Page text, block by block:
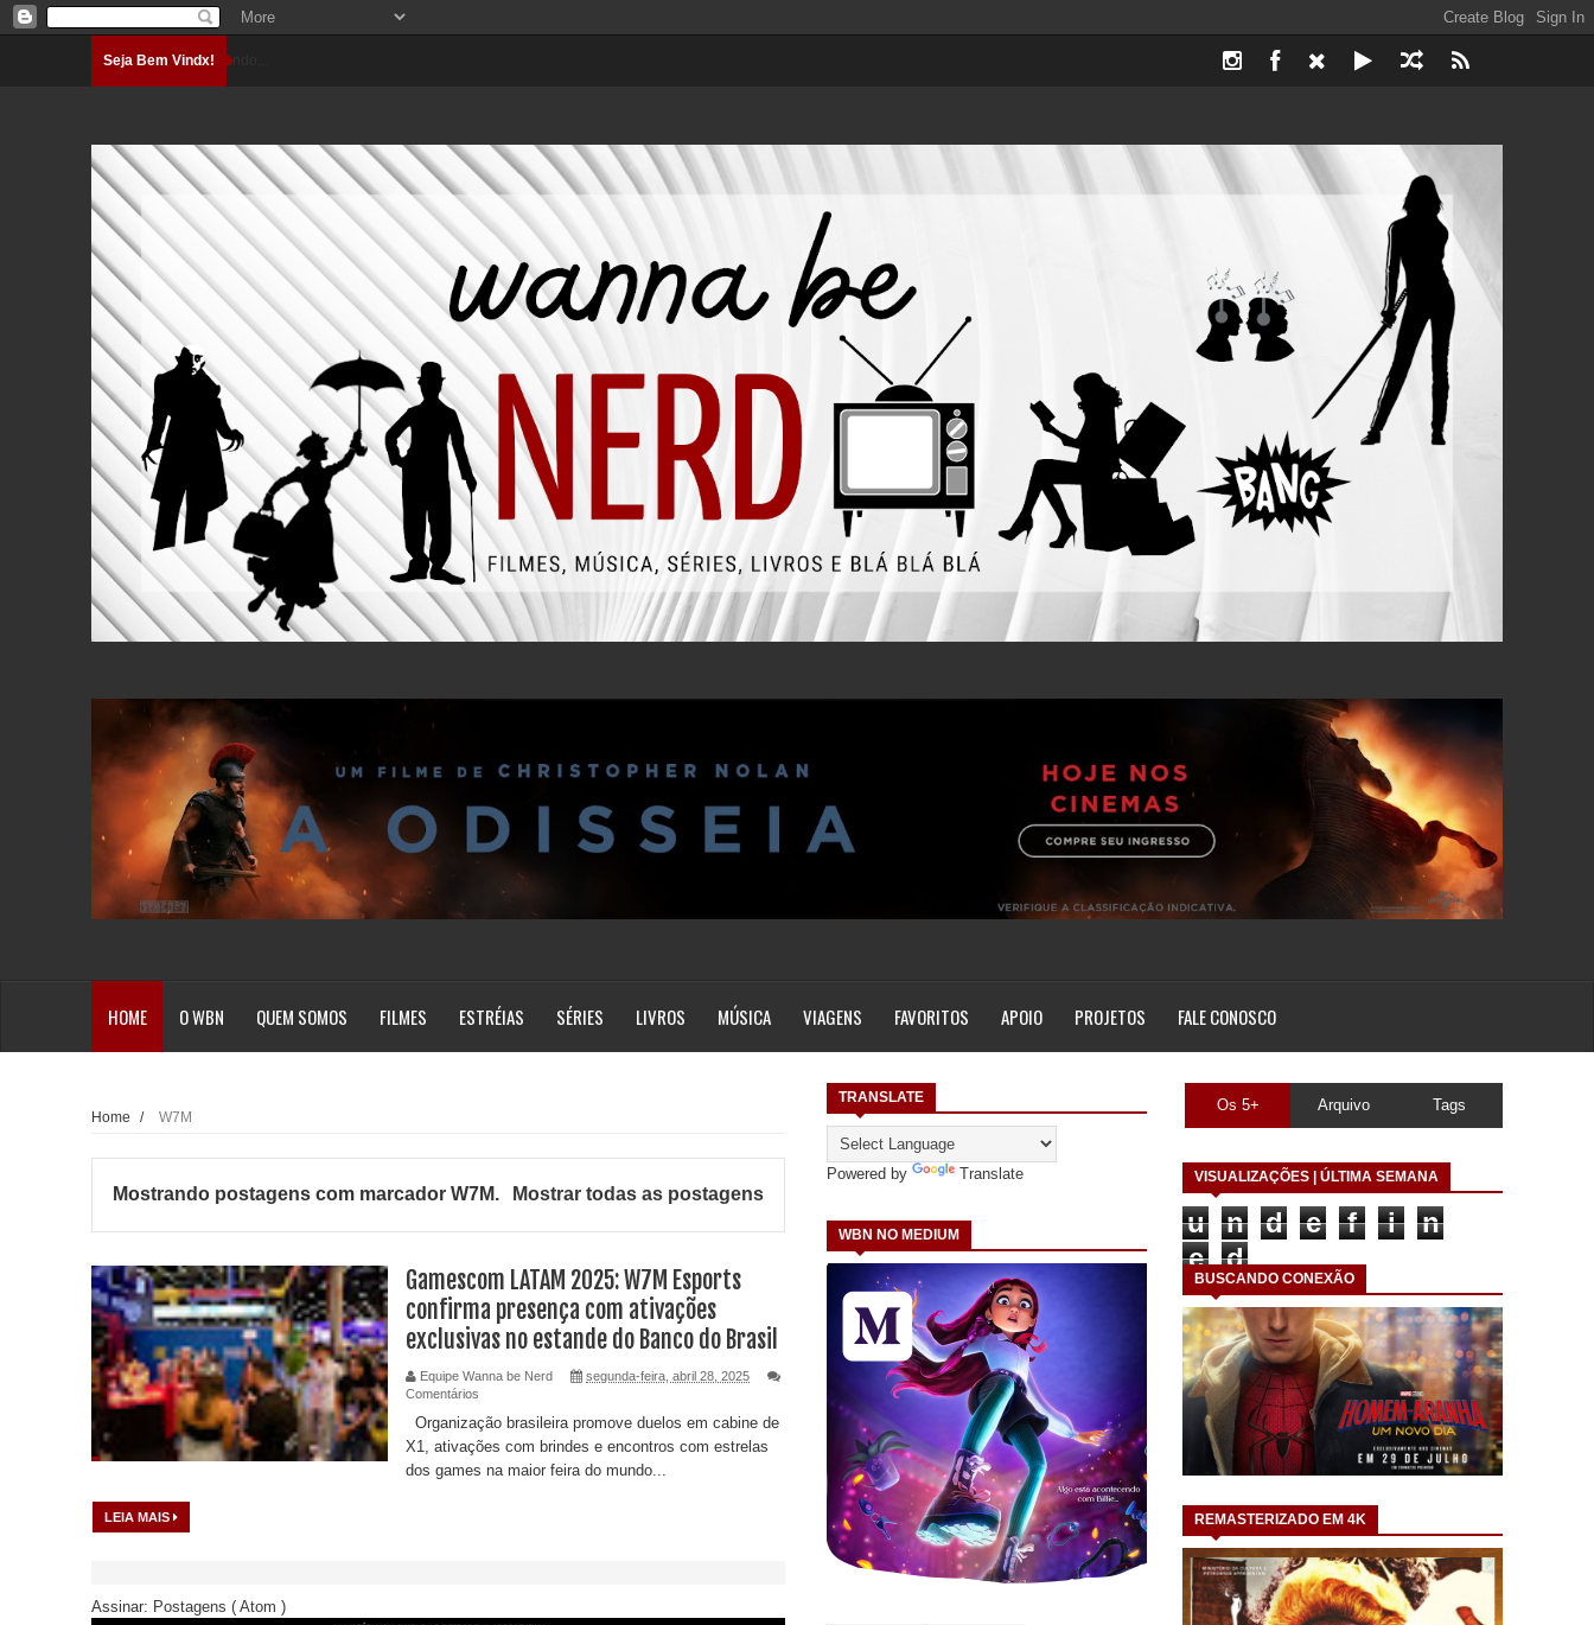
Seja Bem Vindx!Carregando...
HOME O WBN QUEM SOMOS FILMES ESTRÉIAS SÉRIES LIVROS MÚSICA VIAGENS FAVORITOS APOIO PROJETOS FALE CONOSCO
TRANSLATE
Powered by Translate
WBN NO MEDIUM
Home / W7M
Mostrando postagens com marcadorW7M. Mostrar todas as postagens
Gamescom LATAM 2025: W7M Esports
confirma presença com ativações
exclusivas no estande do Banco do Brasil
Equipe Wanna be Nerd
segunda-feira, abril 28, 2025
Comentários
Organização brasileira promove duelos em cabine de
X1, ativações com brindes e encontros com estrelas
dos games na maior feira do mundo...
LEIA MAIS
Assinar: Postagens ( Atom )
Os 5+ Arquivo Tags
VISUALIZAÇÕES | ÚLTIMA SEMANA
u n d e f i
n
e
d
BUSCANDO CONEXÃO
REMASTERIZADO EM 4K